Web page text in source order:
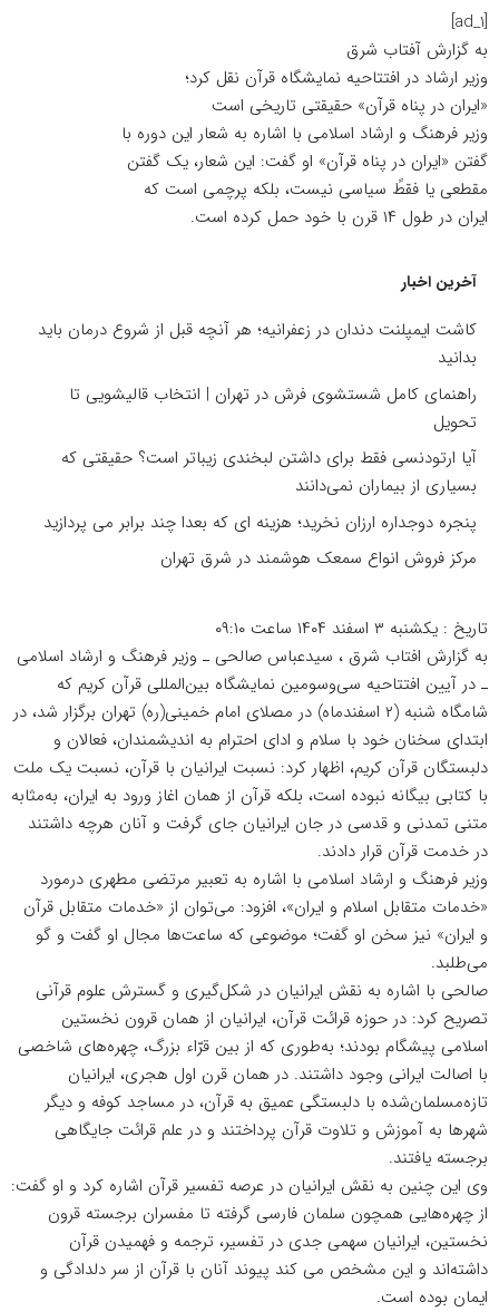
[ad_1]
به گزارش آفتاب شرق
وزیر ارشاد در افتتاحیه نمایشگاه قرآن نقل کرد؛
«ایران در پناه قرآن» حقیقتی تاریخی است
وزیر فرهنگ و ارشاد اسلامی با اشاره به شعار این دوره با
گفتن «ایران در پناه قرآن» او گفت: این شعار، یک گفتن
مقطعی یا فقطً سیاسی نیست، بلکه پرچمی است که
ایران در طول ۱۴ قرن با خود حمل کرده است.
آخرین اخبار
کاشت ایمپلنت دندان در زعفرانیه؛ هر آنچه قبل از شروع درمان باید
بدانید
راهنمای کامل شستشوی فرش در تهران | انتخاب قالیشویی تا
تحویل
آیا ارتودنسی فقط برای داشتن لبخندی زیباتر است؟ حقیقتی که
بسیاری از بیماران نمی‌دانند
پنجره دوجداره ارزان نخرید؛ هزینه ای که بعدا چند برابر می پردازید
مرکز فروش انواع سمعک هوشمند در شرق تهران
تاریخ : یکشنبه ۳ اسفند ۱۴۰۴ ساعت ۰۹:۱۰
به گزارش افتاب شرق ، سیدعباس صالحی ـ وزیر فرهنگ و ارشاد اسلامی
ـ در آیین افتتاحیه سی‌وسومین نمایشگاه بین‌المللی قرآن کریم که
شامگاه شنبه (۲ اسفندماه) در مصلای امام خمینی(ره) تهران برگزار شد، در
ابتدای سخنان خود با سلام و ادای احترام به اندیشمندان، فعالان و
دلبستگان قرآن کریم، اظهار کرد: نسبت ایرانیان با قرآن، نسبت یک ملت
با کتابی بیگانه نبوده است، بلکه قرآن از همان اغاز ورود به ایران، به‌مثابه
متنی تمدنی و قدسی در جان ایرانیان جای گرفت و آنان هرچه داشتند
در خدمت قرآن قرار دادند.
وزیر فرهنگ و ارشاد اسلامی با اشاره به تعبیر مرتضی مطهری درمورد
«خدمات متقابل اسلام و ایران»، افزود: می‌توان از «خدمات متقابل قرآن
و ایران» نیز سخن او گفت؛ موضوعی که ساعت‌ها مجال او گفت و گو
می‌طلبد.
صالحی با اشاره به نقش ایرانیان در شکل‌گیری و گسترش علوم قرآنی
تصریح کرد: در حوزه قرائت قرآن، ایرانیان از همان قرون نخستین
اسلامی پیشگام بودند؛ به‌طوری که از بین قرّاء بزرگ، چهره‌های شاخصی
با اصالت ایرانی وجود داشتند. در همان قرن اول هجری، ایرانیان
تازه‌مسلمان‌شده با دلبستگی عمیق به قرآن، در مساجد کوفه و دیگر
شهرها به آموزش و تلاوت قرآن پرداختند و در علم قرائت جایگاهی
برجسته یافتند.
وی این چنین به نقش ایرانیان در عرصه تفسیر قرآن اشاره کرد و او گفت:
از چهره‌هایی همچون سلمان فارسی گرفته تا مفسران برجسته قرون
نخستین، ایرانیان سهمی جدی در تفسیر، ترجمه و فهمیدن قرآن
داشته‌اند و این مشخص می کند پیوند آنان با قرآن از سر دلدادگی و
ایمان بوده است.